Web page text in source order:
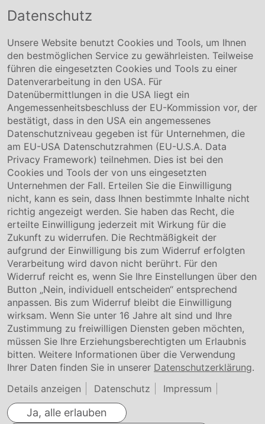
Conmetall Meister GmbH
+49 5141-180
info@conmetallmeister.de
www.conmetallmeister.de
Unternehmen
Über uns
Compliance
Hinweisgebersystem
Karriere
Service & Kontakt
Kontakt
Downloads
Garantiebedingungen
Zertifikate
Rechtliches
Impressum
AGB
Datenschutz
Cookie Einstellung
Datenschutz
Unsere Website benutzt Cookies und Tools, um Ihnen
den bestmöglichen Service zu gewährleisten. Teilweise
führen die eingesetzten Cookies und Tools zu einer
Datenverarbeitung in den USA. Für
Datenübermittlungen in die USA liegt ein
Angemessenheitsbeschluss der EU-Kommission vor, der
bestätigt, dass in den USA ein angemessenes
Datenschutzniveau gegeben ist für Unternehmen, die
am EU-USA Datenschutzrahmen (EU-U.S.A. Data
Privacy Framework) teilnehmen. Dies ist bei den
Cookies und Tools der von uns eingesetzten
Unternehmen der Fall. Erteilen Sie die Einwilligung
nicht, kann es sein, dass Ihnen bestimmte Inhalte nicht
richtig angezeigt werden. Sie haben das Recht, die
erteilte Einwilligung jederzeit mit Wirkung für die
Zukunft zu widerrufen. Die Rechtmäßigkeit der
aufgrund der Einwilligung bis zum Widerruf erfolgten
Verarbeitung wird davon nicht berührt. Für den
Widerruf reicht es, wenn Sie Ihre Einstellungen über den
Button „Nein, individuell entscheiden“ entsprechend
anpassen. Bis zum Widerruf bleibt die Einwilligung
wirksam. Wenn Sie unter 16 Jahre alt sind und Ihre
Zustimmung zu freiwilligen Diensten geben möchten,
müssen Sie Ihre Erziehungsberechtigten um Erlaubnis
bitten. Weitere Informationen über die Verwendung
Ihrer Daten finden Sie in unserer Datenschutzerklärung.
Details anzeigen
Datenschutz Impressum
Ja, alle erlauben